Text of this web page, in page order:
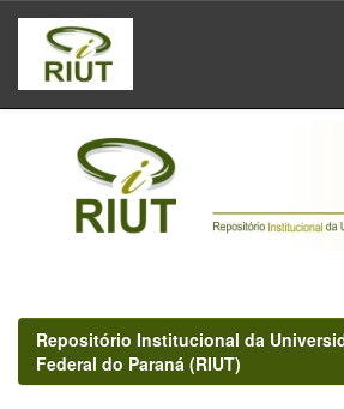
Skip
navigation
Repositório Institucional da
Federal do Paraná (RIUT)